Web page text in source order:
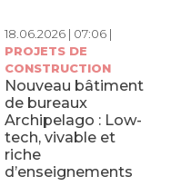
18.06.2026 | 07:06 |
PROJETS DE
CONSTRUCTION
Nouveau bâtiment
de bureaux
Archipelago : Low-
tech, vivable et
riche
d’enseignements